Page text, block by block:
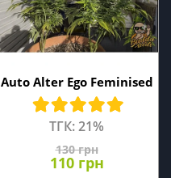
Auto Alter Ego Feminised
ТГК: 21%
130 грн
110 грн